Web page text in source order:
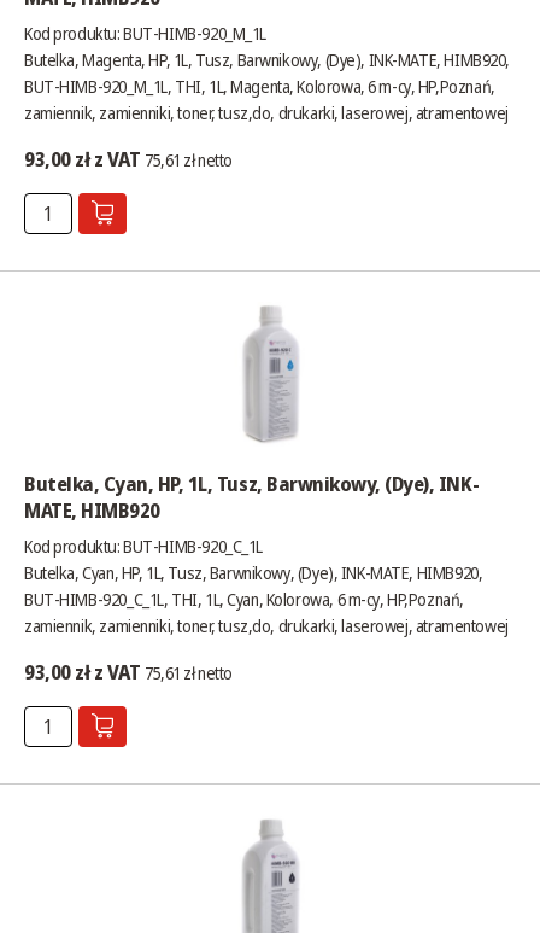
Kod produktu: BUT-HIMB-920_M_1L
Butelka, Magenta, HP, 1L, Tusz, Barwnikowy, (Dye), INK-MATE, HIMB920,
BUT-HIMB-920_M_1L, THI, 1L, Magenta, Kolorowa, 6 m-cy, HP,Poznań,
zamiennik, zamienniki, toner, tusz,do, drukarki, laserowej, atramentowej
93,00 zł z VAT 75,61 zł netto
Butelka, Cyan, HP, 1L, Tusz, Barwnikowy, (Dye), INK-
MATE, HIMB920
Kod produktu: BUT-HIMB-920_C_1L
Butelka, Cyan, HP, 1L, Tusz, Barwnikowy, (Dye), INK-MATE, HIMB920,
BUT-HIMB-920_C_1L, THI, 1L, Cyan, Kolorowa, 6 m-cy, HP,Poznań,
zamiennik, zamienniki, toner, tusz,do, drukarki, laserowej, atramentowej
93,00 zł z VAT 75,61 zł netto